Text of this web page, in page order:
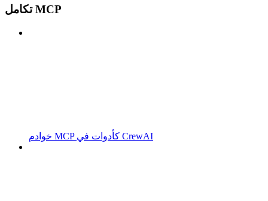
تكامل MCP
خوادم MCP كأدوات في CrewAI